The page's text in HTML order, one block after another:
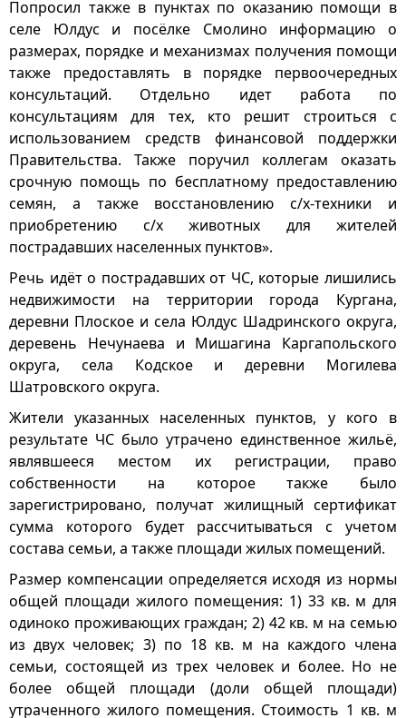
Попросил также в пунктах по оказанию помощи в
селе Юлдус и посёлке Смолино информацию о
размерах, порядке и механизмах получения помощи
также предоставлять в порядке первоочередных
консультаций. Отдельно идет работа по
консультациям для тех, кто решит строиться с
использованием средств финансовой поддержки
Правительства. Также поручил коллегам оказать
срочную помощь по бесплатному предоставлению
семян, а также восстановлению с/х-техники и
приобретению с/х животных для жителей
пострадавших населенных пунктов».
Речь идёт о пострадавших от ЧС, которые лишились
недвижимости на территории города Кургана,
деревни Плоское и села Юлдус Шадринского округа,
деревень Нечунаева и Мишагина Каргапольского
округа, села Кодское и деревни Могилева
Шатровского округа.
Жители указанных населенных пунктов, у кого в
результате ЧС было утрачено единственное жильё,
являвшееся местом их регистрации, право
собственности на которое также было
зарегистрировано, получат жилищный сертификат
сумма которого будет рассчитываться с учетом
состава семьи, а также площади жилых помещений.
Размер компенсации определяется исходя из нормы
общей площади жилого помещения: 1) 33 кв. м для
одиноко проживающих граждан; 2) 42 кв. м на семью
из двух человек; 3) по 18 кв. м на каждого члена
семьи, состоящей из трех человек и более. Но не
более общей площади (доли общей площади)
утраченного жилого помещения. Стоимость 1 кв. м